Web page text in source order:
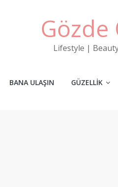
Gözde
Lifestyle |
BANA ULAŞIN GÜZELLIK